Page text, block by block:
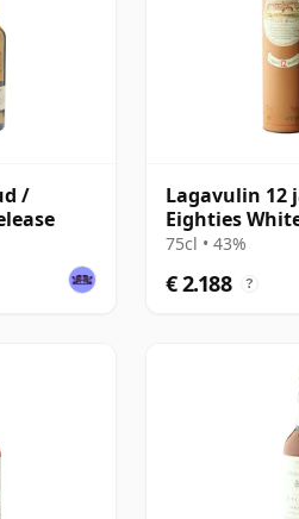
/
Lagavulin 12
Eighties
Bottling with
75cl • 43%
€ 2.188 ?